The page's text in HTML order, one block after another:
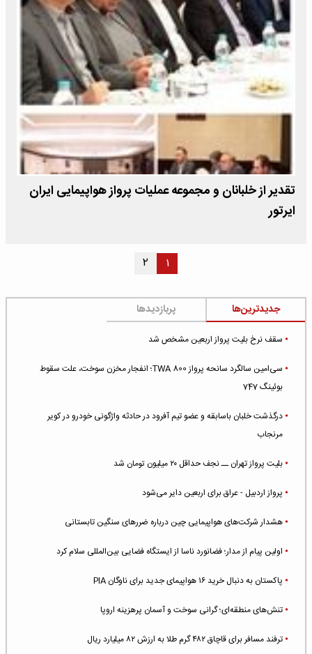
تقدیر از خلبانان و مجموعه عملیات پرواز هواپیمایی ایران
ایرتور
۱ ۲
جدیدترین‌ها پربازدیدها
سقف نرخ بلیت پرواز اربعین مشخص شد
سی‌امین سالگرد سانحه پرواز TWA 800؛ انفجار مخزن سوخت، علت سقوط
بوئینگ 747
درگذشت خلبان باسابقه و عضو تیم آفرود در حادثه واژگونی خودرو در کویر
مرنجاب
بلیت پرواز تهران ــ نجف حداقل ۲۰ میلیون تومان شد
پرواز اردبیل - عراق برای اربعین دایر می‌شود
هشدار شرکت‌های هواپیمایی چین درباره ضررهای سنگین تابستانی
اولین پیام از مدار؛ فضانورد ناسا از ایستگاه فضایی بین‌المللی سلام کرد
پاکستان به دنبال خرید ۱۶ هواپیمای جدید برای ناوگان PIA
تنش‌های منطقه‌ای؛ گرانی سوخت و آسمان پرهزینه اروپا
ترفند مسافر برای قاچاق ۴۸۲ گرم طلا به ارزش ۸۲ میلیارد ریال